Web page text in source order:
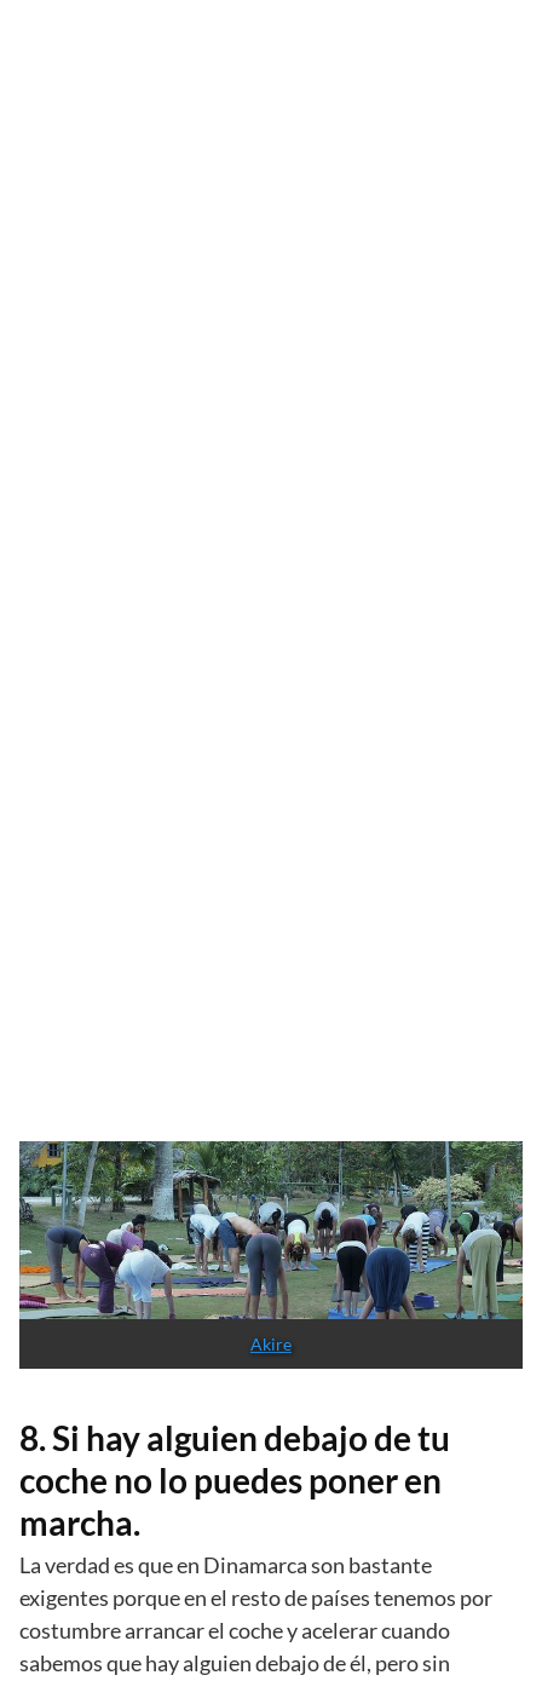
Akire
8. Si hay alguien debajo de tu
coche no lo puedes poner en
marcha.
La verdad es que en Dinamarca son bastante
exigentes porque en el resto de países tenemos por
costumbre arrancar el coche y acelerar cuando
sabemos que hay alguien debajo de él, pero sin